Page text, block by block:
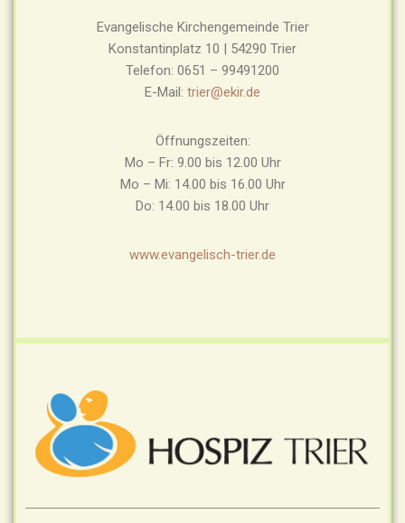
Evangelische Kirchengemeinde Trier
Konstantinplatz 10 | 54290 Trier
Telefon: 0651 – 99491200
E-Mail: trier@ekir.de
Öffnungszeiten:
Mo – Fr: 9.00 bis 12.00 Uhr
Mo – Mi: 14.00 bis 16.00 Uhr
Do: 14.00 bis 18.00 Uhr
www.evangelisch-trier.de